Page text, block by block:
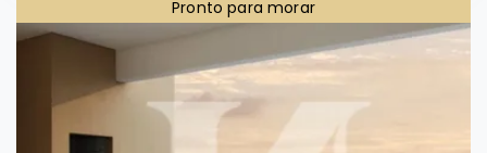
750 m² (Área Construída
Pronto para morar